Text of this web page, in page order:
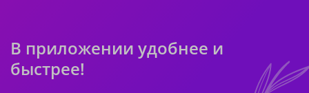
В приложении удобнее и
быстрее!